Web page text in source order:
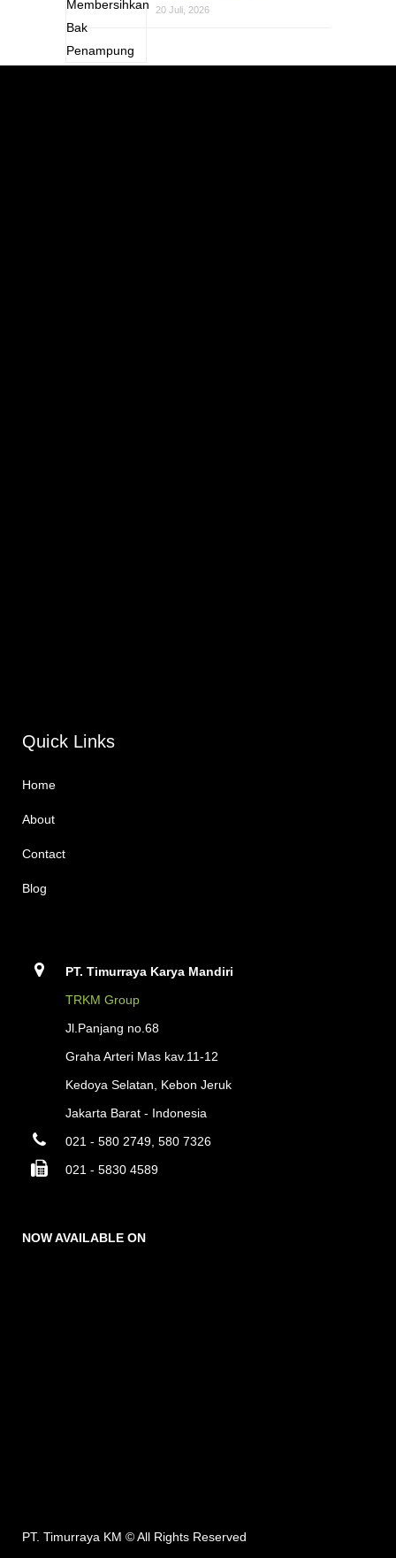
20 Juli, 2026
Quick Links
Home
About
Contact
Blog
PT. Timurraya Karya Mandiri
TRKM Group
Jl.Panjang no.68
Graha Arteri Mas kav.11-12
Kedoya Selatan, Kebon Jeruk
Jakarta Barat - Indonesia
021 - 580 2749, 580 7326
021 - 5830 4589
NOW AVAILABLE ON
PT. Timurraya KM ©All Rights Reserved